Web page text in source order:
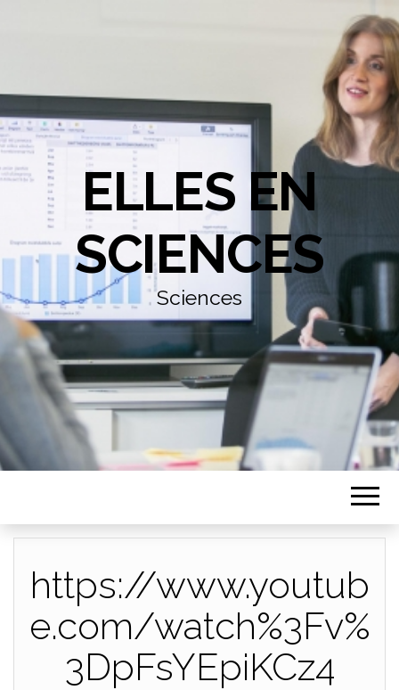
ELLES EN
SCIENCES
Sciences
https://www.youtub
e.com/watch%3Fv%
3DpFsYEpiKCz4